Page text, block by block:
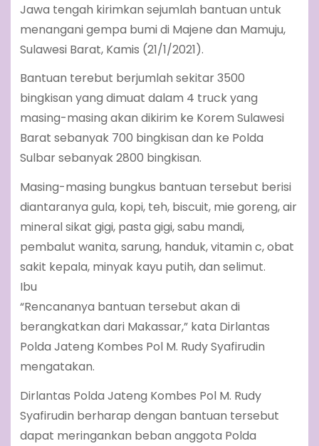
Jawa tengah kirimkan sejumlah bantuan untuk
menangani gempa bumi di Majene dan Mamuju,
Sulawesi Barat, Kamis (21/1/2021).
Bantuan terebut berjumlah sekitar 3500
bingkisan yang dimuat dalam 4 truck yang
masing-masing akan dikirim ke Korem Sulawesi
Barat sebanyak 700 bingkisan dan ke Polda
Sulbar sebanyak 2800 bingkisan.
Masing-masing bungkus bantuan tersebut berisi
diantaranya gula, kopi, teh, biscuit, mie goreng, air
mineral sikat gigi, pasta gigi, sabu mandi,
pembalut wanita, sarung, handuk, vitamin c, obat
sakit kepala, minyak kayu putih, dan selimut.
Ibu
“Rencananya bantuan tersebut akan di
berangkatkan dari Makassar,” kata Dirlantas
Polda Jateng Kombes Pol M. Rudy Syafirudin
mengatakan.
Dirlantas Polda Jateng Kombes Pol M. Rudy
Syafirudin berharap dengan bantuan tersebut
dapat meringankan beban anggota Polda